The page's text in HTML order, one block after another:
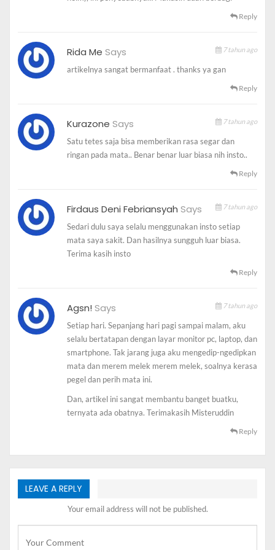
Untuk mengantisipasi terjadinya mata kering, simak
beberapa kemungkinan penyebab mata kering berikut:
1. Faktor Hormon
Kasus mata kering yang diakibatkan oleh hormon
hormon efek dari penggunaan pil KB meningkatkan
2. Faktor Penuaan
Seiring bertambahnya usia, kinerja mata semakin
kelopak mata menjadi kurang sensitif untuk meratakan
air mata di seluruh permukaan mata.
3. Faktor Medis
Kondisi medis seseorang juga bisa mengakibatkan
mata kering , Beberapa penyakit seperti
diabetes, arthritis rematoid, lupus, dst bisa berdampak
4. Faktor Obat
Mengkonsumsi obat-obatan seperti antihistamin,
dekongestan, terapi pengganti hormon, antidepresan,
obat-obatan hipertensi dll bisa menyebabkan terjadinya
mata kering, selain itu dapat menjadi efek samping dari
Reply
Rida Me Says 7 tahun ago
artikelnya sangat bermanfaat . thanks ya gan
Reply
Kurazone Says 7 tahun ago
Satu tetes saja bisa memberikan rasa segar dan
ringan pada mata.. Benar benar luar biasa nih insto..
Reply
Firdaus Deni Febriansyah Says 7 tahun ago
Sedari dulu saya selalu menggunakan insto setiap
mata saya sakit. Dan hasilnya sungguh luar biasa.
Terima kasih insto
Reply
Agsn! Says 7 tahun ago
Setiap hari. Sepanjang hari pagi sampai malam, aku
selalu bertatapan dengan layar monitor pc, laptop, dan
smartphone. Tak jarang juga aku mengedip-ngedipkan
mata dan merem melek merem melek, soalnya kerasa
pegel dan perih mata ini.
Dan, artikel ini sangat membantu banget buatku,
ternyata ada obatnya. Terimakasih Misteruddin
Reply
LEAVE A REPLY
Your email address will not be published.